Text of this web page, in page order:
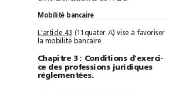
Mobilité bancaire
L'article 43
(11quater A) vise à favoriser
la mobilité bancaire.
Chapitre3: Conditions d'exerci-
ce des professions juridiques
réglementées.